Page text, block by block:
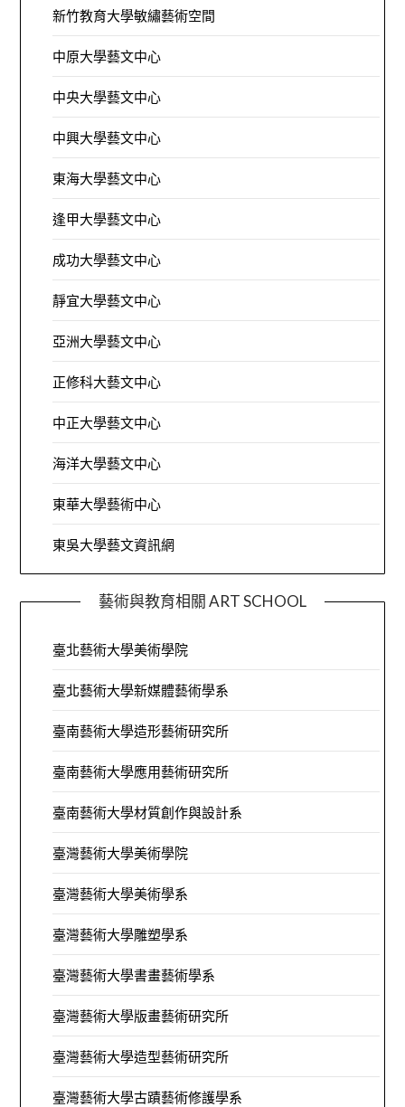
新竹教育大學敏繡藝術空間
中原大學藝文中心
中央大學藝文中心
中興大學藝文中心
東海大學藝文中心
逢甲大學藝文中心
成功大學藝文中心
靜宜大學藝文中心
亞洲大學藝文中心
正修科大藝文中心
中正大學藝文中心
海洋大學藝文中心
東華大學藝術中心
東吳大學藝文資訊網
藝術與教育相關 ART SCHOOL
臺北藝術大學美術學院
臺北藝術大學新媒體藝術學系
臺南藝術大學造形藝術研究所
臺南藝術大學應用藝術研究所
臺南藝術大學材質創作與設計系
臺灣藝術大學美術學院
臺灣藝術大學美術學系
臺灣藝術大學雕塑學系
臺灣藝術大學書畫藝術學系
臺灣藝術大學版畫藝術研究所
臺灣藝術大學造型藝術研究所
臺灣藝術大學古蹟藝術修護學系